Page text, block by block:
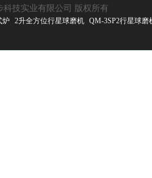
科技实业有限公司 版权所有
炉 2升全方位行星球磨机 QM-3SP2行星球磨